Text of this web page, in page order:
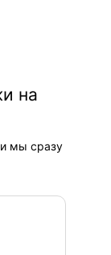
на
мы сразу